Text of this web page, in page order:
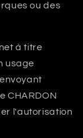
ou des
à titre
usage
CHARDON
l'autorisation